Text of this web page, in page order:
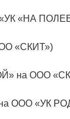
«УК «НА
«СКИТ»)
на ООО
на ООО «УК